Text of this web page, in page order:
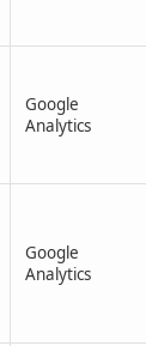
Google
Analytics
Google
Analytics